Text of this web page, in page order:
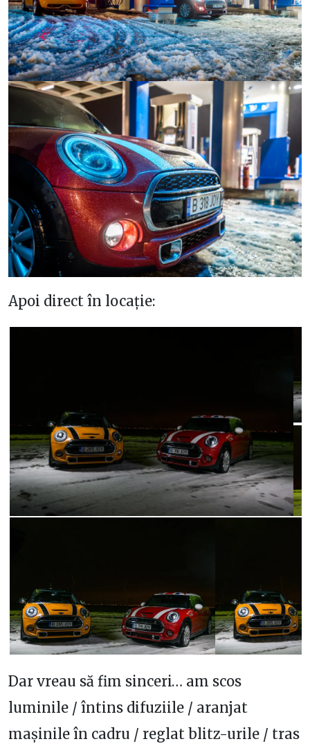
Apoi direct în locație:
Dar vreau să fim sinceri… am scos
luminile / întins difuziile / aranjat
mașinile în cadru / reglat blitz-urile / tras